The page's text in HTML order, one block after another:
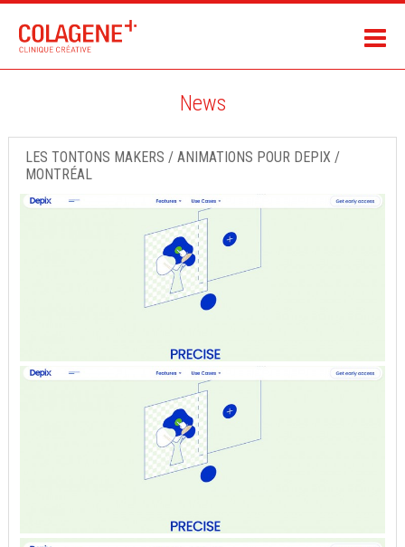
News
LES TONTONS MAKERS / ANIMATIONS POUR DEPIX /
MONTRÉAL